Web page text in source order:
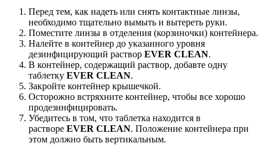
Перед тем, как надеть или снять контактные линзы,
необходимо тщательно вымыть и вытереть руки.
Поместите линзы в отделения (корзиночки) контейнера.
Налейте в контейнер до указанного уровня
дезинфицирующий раствор EVER CLEAN.
В контейнер, содержащий раствор, добавте одну
таблетку EVER CLEAN.
Закройте контейнер крышечкой.
Осторожно встряхните контейнер, чтобы все хорошо
продезинфицировать.
Убедитесь в том, что таблетка находится в
растворе EVER CLEAN. Положение контейнера при
этом должно быть вертикальным.